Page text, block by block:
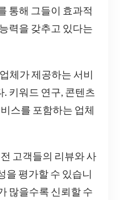
통해 그들이 효과적
력을 갖추고 있다는
체가 제공하는 서비
키워드 연구, 콘텐츠
스를 포함하는 업체
고객들의 리뷰와 사
을 평가할 수 있습니
많을수록 신뢰할 수